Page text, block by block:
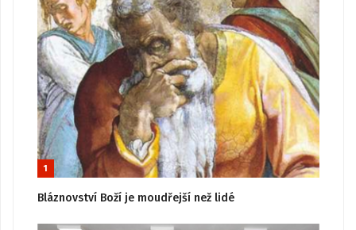
1
Bláznovství Boží je moudřejší než lidé